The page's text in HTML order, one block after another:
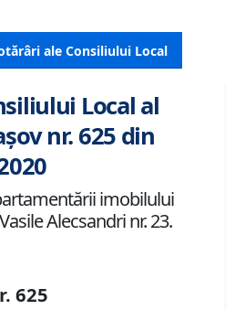
ale Consiliului Local
Local al
nr. 625 din
imobilului
Alecsandri nr. 23.
625